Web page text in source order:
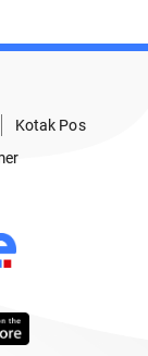
Kotak Pos